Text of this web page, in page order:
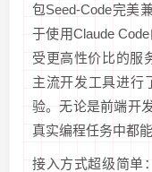
包Seed-Code完美
于使用Claude
受更高性价比的服
主流开发工具进行
验。无论是前端开
真实编程任务中都
接入方式超级简单